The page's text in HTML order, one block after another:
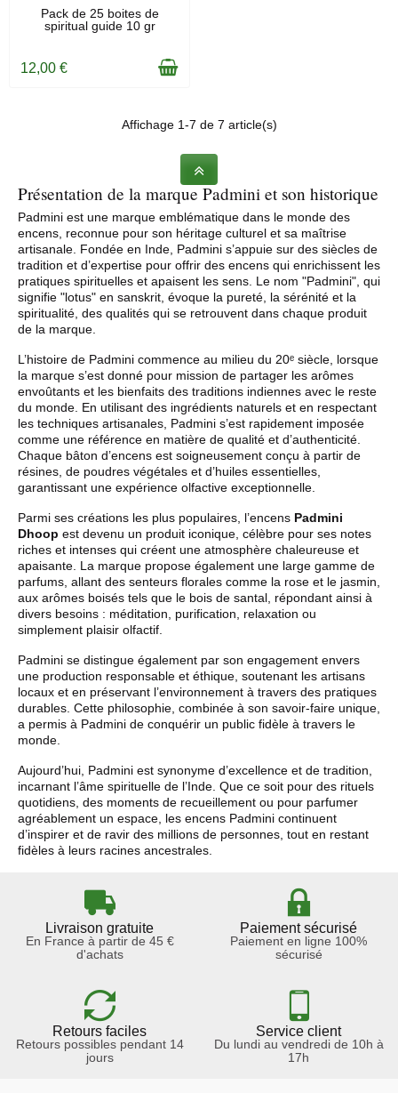
EN STOCK
Pack de 25 boites de
spiritual guide 10 gr
12,00 €
Affichage 1-7 de 7 article(s)
Présentation de la marque Padmini et son historique
Padmini est une marque emblématique dans le monde des
encens, reconnue pour son héritage culturel et sa maîtrise
artisanale. Fondée en Inde, Padmini s’appuie sur des siècles de
tradition et d’expertise pour offrir des encens qui enrichissent les
pratiques spirituelles et apaisent les sens. Le nom "Padmini", qui
signifie "lotus" en sanskrit, évoque la pureté, la sérénité et la
spiritualité, des qualités qui se retrouvent dans chaque produit
de la marque.
L’histoire de Padmini commence au milieu du 20ᵉ siècle, lorsque
la marque s’est donné pour mission de partager les arômes
envoûtants et les bienfaits des traditions indiennes avec le reste
du monde. En utilisant des ingrédients naturels et en respectant
les techniques artisanales, Padmini s’est rapidement imposée
comme une référence en matière de qualité et d’authenticité.
Chaque bâton d’encens est soigneusement conçu à partir de
résines, de poudres végétales et d’huiles essentielles,
garantissant une expérience olfactive exceptionnelle.
Parmi ses créations les plus populaires, l’encens Padmini
Dhoop est devenu un produit iconique, célèbre pour ses notes
riches et intenses qui créent une atmosphère chaleureuse et
apaisante. La marque propose également une large gamme de
parfums, allant des senteurs florales comme la rose et le jasmin,
aux arômes boisés tels que le bois de santal, répondant ainsi à
divers besoins : méditation, purification, relaxation ou
simplement plaisir olfactif.
Padmini se distingue également par son engagement envers
une production responsable et éthique, soutenant les artisans
locaux et en préservant l’environnement à travers des pratiques
durables. Cette philosophie, combinée à son savoir-faire unique,
a permis à Padmini de conquérir un public fidèle à travers le
monde.
Aujourd’hui, Padmini est synonyme d’excellence et de tradition,
incarnant l’âme spirituelle de l’Inde. Que ce soit pour des rituels
quotidiens, des moments de recueillement ou pour parfumer
agréablement un espace, les encens Padmini continuent
d’inspirer et de ravir des millions de personnes, tout en restant
fidèles à leurs racines ancestrales.
Livraison gratuite
En France à partir de 45 €
d'achats
Paiement sécurisé
Paiement en ligne 100%
sécurisé
Retours faciles
Retours possibles pendant 14
jours
Service client
Du lundi au vendredi de 10h à
17h